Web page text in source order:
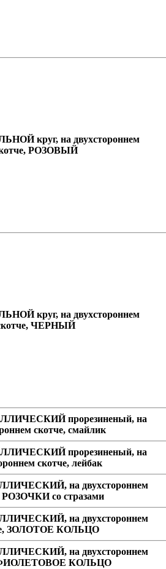
круг, на двухстороннем
РОЗОВЫЙ
круг, на двухстороннем
ЧЕРНЫЙ
прорезиненый, на
скотче, смайлик
прорезиненый, на
скотче, лейбак
на двухстороннем
РОЗОЧКИ со стразами
на двухстороннем
ЗОЛОТОЕ КОЛЬЦО
на двухстороннем
ФИОЛЕТОВОЕ КОЛЬЦО